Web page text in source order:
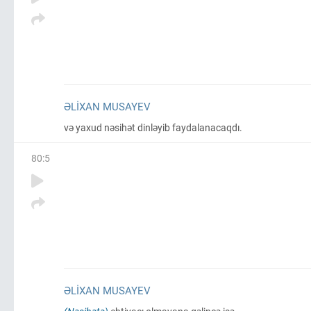
ƏLIXAN MUSAYEV
və yaxud nəsihət dinləyib faydalanacaqdı.
80:5
ƏLIXAN MUSAYEV